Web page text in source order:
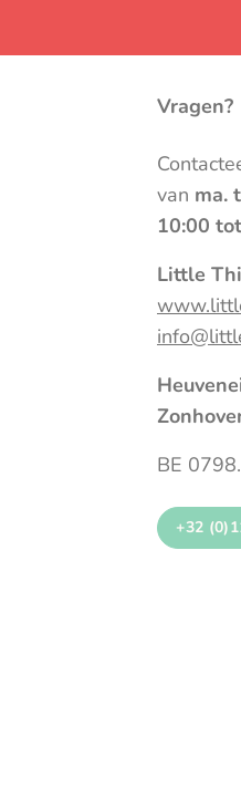
Vragen?
van ma.
10:00
Little
BE
+32